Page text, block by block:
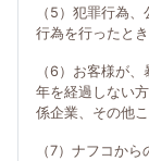
（5）犯罪行為
行為を行ったとき
（6）お客様が
年を経過しない
係企業、その他
（7）ナフコか